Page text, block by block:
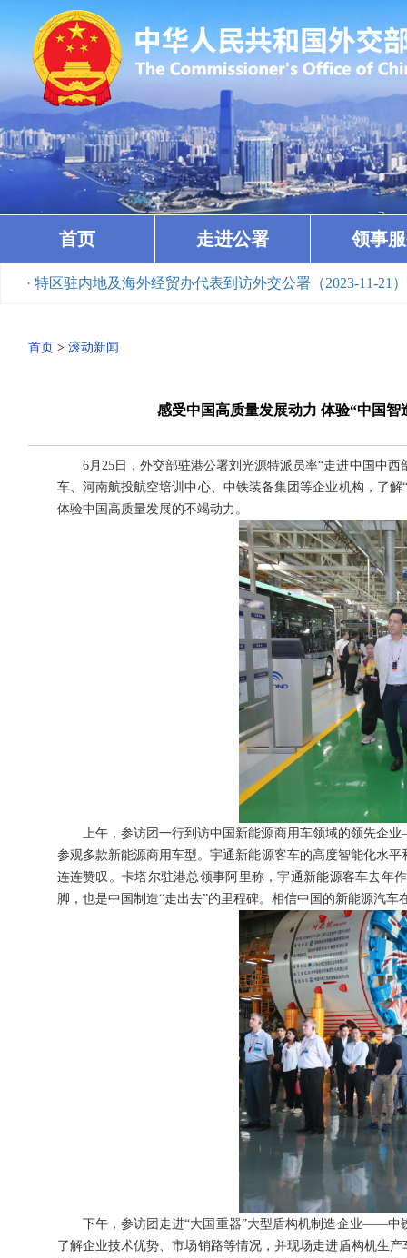
首页 走进公署 领事
特区驻内地及海外经贸办代表到访外交公署（2023-11-21） ·
首页 > 滚动新闻
感受中国高质量发展动力 体验“中国
6月25日，外交部驻港公署刘光源特派员率“走进中国中
车、河南航投航空培训中心、中铁装备集团等企业机构，了
体验中国高质量发展的不竭动力。
上午，参访团一行到访中国新能源商用车领域的领先企
参观多款新能源商用车型。宇通新能源客车的高度智能化水
连连赞叹。卡塔尔驻港总领事阿里称，宇通新能源客车去年
脚，也是中国制造“走出去”的里程碑。相信中国的新能源汽车
下午，参访团走进“大国重器”大型盾构机制造企业——中
了解企业技术优势、市场销路等情况，并现场走进盾构机生